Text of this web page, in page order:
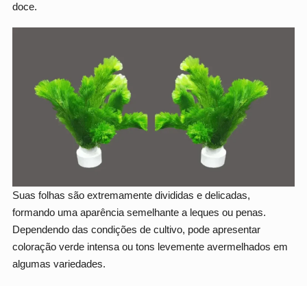
doce.
Suas folhas são extremamente divididas e delicadas,
formando uma aparência semelhante a leques ou penas.
Dependendo das condições de cultivo, pode apresentar
coloração verde intensa ou tons levemente avermelhados em
algumas variedades.